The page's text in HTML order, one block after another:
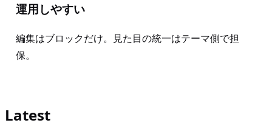
運用しやすい
編集はブロックだけ。見た目の統一はテーマ側で担
保。
Latest